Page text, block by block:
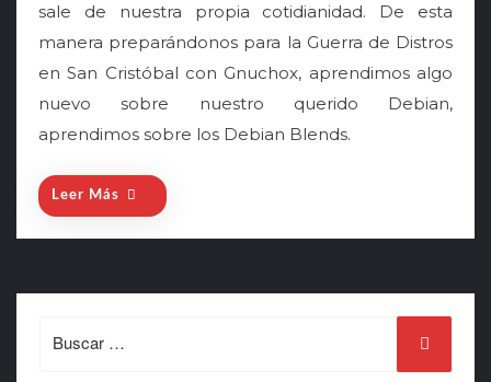
o
sale de nuestra propia cotidianidad. De esta
manera preparándonos para la Guerra de Distros
en San Cristóbal con Gnuchox, aprendimos algo
nuevo sobre nuestro querido Debian,
aprendimos sobre los Debian Blends.
Leer Más
for: